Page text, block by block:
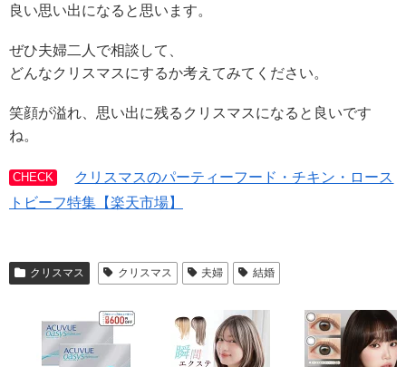
良い思い出になると思います。
ぜひ夫婦二人で相談して、
どんなクリスマスにするか考えてみてください。
笑顔が溢れ、思い出に残るクリスマスになると良いです
ね。
CHECK
クリスマスのパーティーフード・チキン・ロース
トビーフ特集【楽天市場】
クリスマス クリスマス 夫婦 結婚